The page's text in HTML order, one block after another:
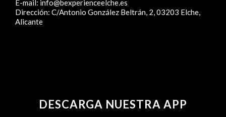
E-mail: info@bexperienceelche.es
Dirección: C/Antonio González Beltrán, 2, 03203 Elche,
Alicante
DESCARGA NUESTRA APP